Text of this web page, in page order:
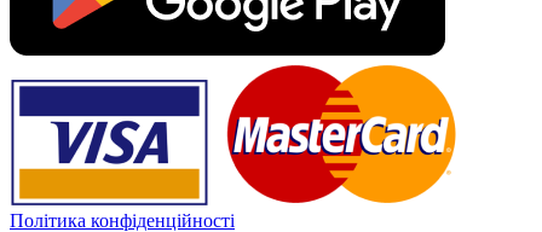
Політика конфіденційності